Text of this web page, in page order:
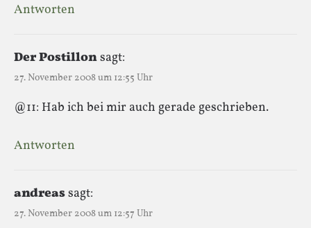
Antworten
Der Postillonsagt:
27. November 2008 um 12:55 Uhr
@11: Hab ich bei mir auch gerade geschrieben.
Antworten
andreassagt:
27. November 2008 um 12:57 Uhr